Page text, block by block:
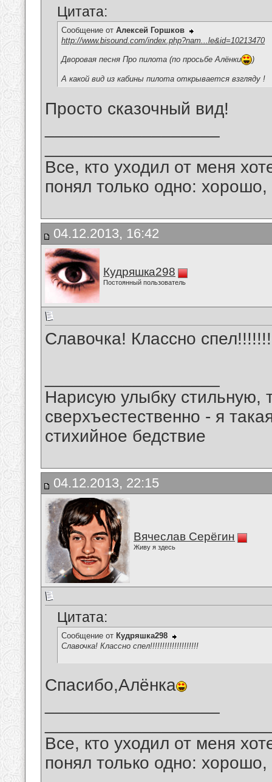
Цитата:
Сообщение от Алексей Горшков
http://www.bisound.com/index.php?nam...le&id=10213470
Дворовая песня Про пилота (по просьбе Алёнки )
А какой вид из кабины пилота открывается взгляду !
Просто сказочный вид!
Все, кто уходил от меня
понял только одно:
04.12.2013, 16:42
Кудряшка298
Постоянный пользователь
Славочка! Классно
Нарисую улыбку стильную,
сверхъестественно - я
стихийное бедствие
04.12.2013, 22:15
Вячеслав Серёгин
Живу я здесь
Цитата:
Сообщение от Кудряшка298
Славочка! Классно спел!!!!!!!!!!!!!!!!!!!!
Спасибо,Алёнка
Все, кто уходил от меня
понял только одно: